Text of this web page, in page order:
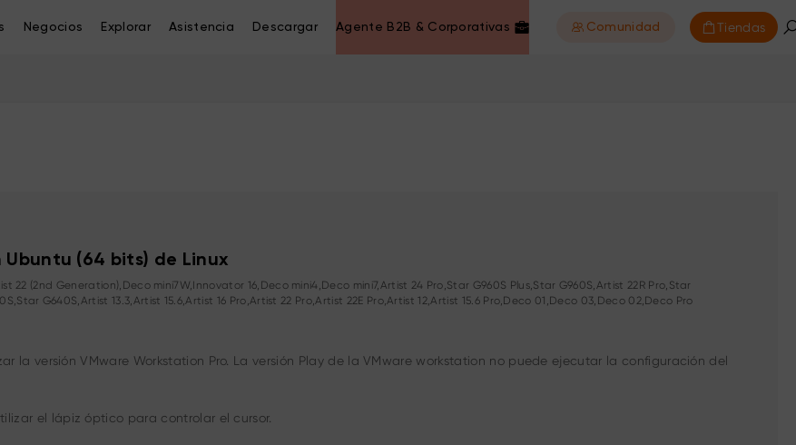
Negocios Explorar Asistencia Descargar Agente B2B & Corporativas Comunidad Tiendas
(64 bits) de Linux
(2nd Generation),Deco mini7W,Innovator 16,Deco mini4,Deco mini7,Artist 24 Pro,Star G960S Plus,Star G960S,Artist 22R Pro,Star
G640S,Artist 13.3,Artist 15.6,Artist 16 Pro,Artist 22 Pro,Artist 22E Pro,Artist 12,Artist 15.6 Pro,Deco 01,Deco 03,Deco 02,Deco Pro
la versión VMware Workstation Pro. La versión Play de la VMware workstation no puede ejecutar la configuración del
el lápiz óptico para controlar el cursor.